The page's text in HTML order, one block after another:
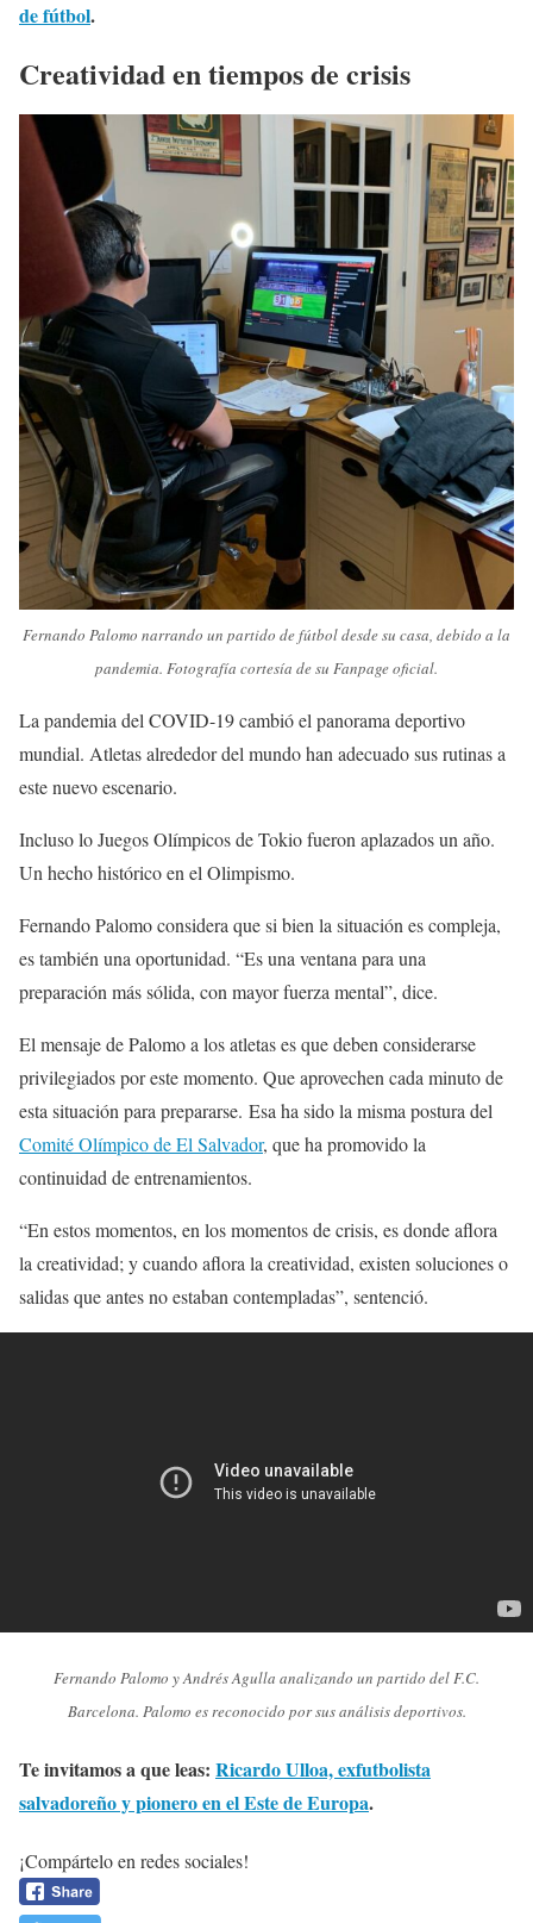
de fútbol.
Creatividad en tiempos de crisis
Fernando Palomo narrando un partido de fútbol desde su casa, debido a la
pandemia. Fotografía cortesía de su Fanpage oficial.
La pandemia del COVID-19 cambió el panorama deportivo
mundial. Atletas alrededor del mundo han adecuado sus rutinas a
este nuevo escenario.
Incluso lo Juegos Olímpicos de Tokio fueron aplazados un año.
Un hecho histórico en el Olimpismo.
Fernando Palomo considera que si bien la situación es compleja,
es también una oportunidad. “Es una ventana para una
preparación más sólida, con mayor fuerza mental”, dice.
El mensaje de Palomo a los atletas es que deben considerarse
privilegiados por este momento. Que aprovechen cada minuto de
esta situación para prepararse. Esa ha sido la misma postura del
Comité Olímpico de El Salvador, que ha promovido la
continuidad de entrenamientos.
“En estos momentos, en los momentos de crisis, es donde aflora
la creatividad; y cuando aflora la creatividad, existen soluciones o
salidas que antes no estaban contempladas”, sentenció.
Fernando Palomo y Andrés Agulla analizando un partido del F.C.
Barcelona. Palomo es reconocido por sus análisis deportivos.
Te invitamos a que leas: Ricardo Ulloa, exfutbolista
salvadoreño y pionero en el Este de Europa.
¡Compártelo en redes sociales!